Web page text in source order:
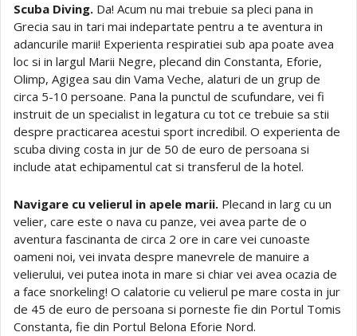
Scuba Diving. Da! Acum nu mai trebuie sa pleci pana in
Grecia sau in tari mai indepartate pentru a te aventura in
adancurile marii! Experienta respiratiei sub apa poate avea
loc si in largul Marii Negre, plecand din Constanta, Eforie,
Olimp, Agigea sau din Vama Veche, alaturi de un grup de
circa 5-10 persoane. Pana la punctul de scufundare, vei fi
instruit de un specialist in legatura cu tot ce trebuie sa stii
despre practicarea acestui sport incredibil. O experienta de
scuba diving costa in jur de 50 de euro de persoana si
include atat echipamentul cat si transferul de la hotel.
Navigare cu velierul in apele marii. Plecand in larg cu un
velier, care este o nava cu panze, vei avea parte de o
aventura fascinanta de circa 2 ore in care vei cunoaste
oameni noi, vei invata despre manevrele de manuire a
velierului, vei putea inota in mare si chiar vei avea ocazia de
a face snorkeling! O calatorie cu velierul pe mare costa in jur
de 45 de euro de persoana si porneste fie din Portul Tomis
Constanta, fie din Portul Belona Eforie Nord.